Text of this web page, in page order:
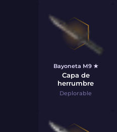
Bayoneta M9 ★
Capa de
herrumbre
Deplorable